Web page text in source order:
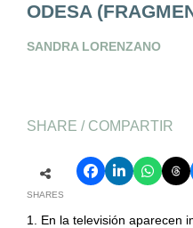
ODESA
SANDRA LORENZANO
SHARE / COMPARTIR
SHARES
1. En la televisión aparecen